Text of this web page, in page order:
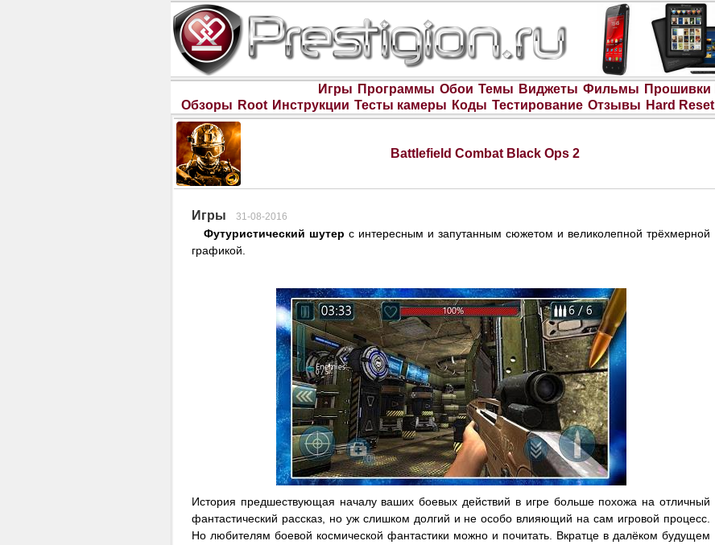
Игры Программы Обои Темы Виджеты Фильмы Прошивки
Обзоры Root Инструкции Тесты камеры Коды Тестирование Отзывы Hard Reset
Battlefield Combat Black Ops 2
Игры 31-08-2016
Футуристический шутер с интересным и запутанным сюжетом и великолепной трёхмерной
графикой.
История предшествующая началу ваших боевых действий в игре больше похожа на отличный
фантастический рассказ, но уж слишком долгий и не особо влияющий на сам игровой процесс.
Но любителям боевой космической фантастики можно и почитать. Вкратце в далёком будущем